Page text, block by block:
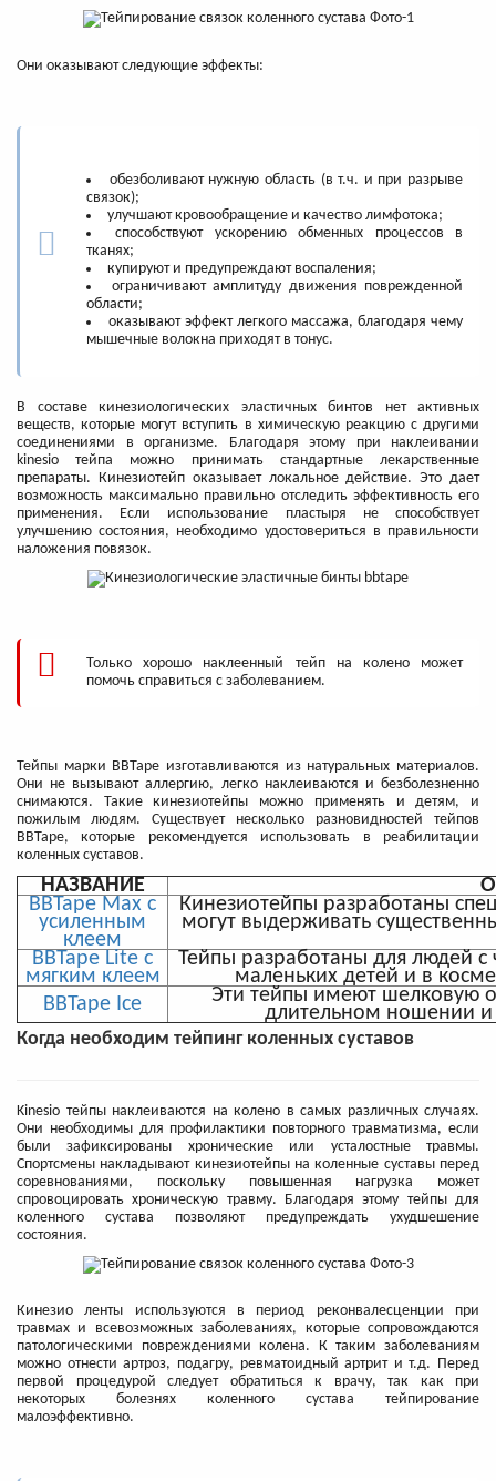
Они оказывают следующие эффекты:
обезболивают нужную область (в т.ч. и при разрыве
связок);
улучшают кровообращение и качество лимфотока;
способствуют ускорению обменных процессов в
тканях;
купируют и предупреждают воспаления;
ограничивают амплитуду движения поврежденной
области;
оказывают эффект легкого массажа, благодаря чему
мышечные волокна приходят в тонус.
В составе кинезиологических эластичных бинтов нет активных
веществ, которые могут вступить в химическую реакцию с другими
соединениями в организме. Благодаря этому при наклеивании
kinesio тейпа можно принимать стандартные лекарственные
препараты. Кинезиотейп оказывает локальное действие. Это дает
возможность максимально правильно отследить эффективность его
применения. Если использование пластыря не способствует
улучшению состояния, необходимо удостовериться в правильности
наложения повязок.
Только хорошо наклеенный тейп на колено может
помочь справиться с заболеванием.
Тейпы марки BBTape изготавливаются из натуральных материалов.
Они не вызывают аллергию, легко наклеиваются и безболезненно
снимаются. Такие кинезиотейпы можно применять и детям, и
пожилым людям. Существует несколько разновидностей тейпов
BBTape, которые рекомендуется использовать в реабилитации
коленных суставов.
НАЗВАНИЕ
BBTape Max с
усиленным
клеем
Кинезиотейпы разработаны
могут выдерживать
BBTape Lite с
мягким клеем
Тейпы разработаны для людей с
маленьких детей и в
BBTape Ice
Эти тейпы имеют шелковую
длительном ношении и
Когда необходим тейпинг коленных суставов
Kinesio тейпы наклеиваются на колено в самых различных случаях.
Они необходимы для профилактики повторного травматизма, если
были зафиксированы хронические или усталостные травмы.
Спортсмены накладывают кинезиотейпы на коленные суставы перед
соревнованиями, поскольку повышенная нагрузка может
спровоцировать хроническую травму. Благодаря этому тейпы для
коленного сустава позволяют предупреждать ухудшешение
состояния.
Кинезио ленты используются в период реконвалесценции при
травмах и всевозможных заболеваниях, которые сопровождаются
патологическими повреждениями колена. К таким заболеваниям
можно отнести артроз, подагру, ревматоидный артрит и т.д. Перед
первой процедурой следует обратиться к врачу, так как при
некоторых болезнях коленного сустава тейпирование
малоэффективно.